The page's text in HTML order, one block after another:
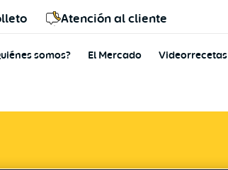
Atención al cliente
somos? El Mercado Videorrecetas